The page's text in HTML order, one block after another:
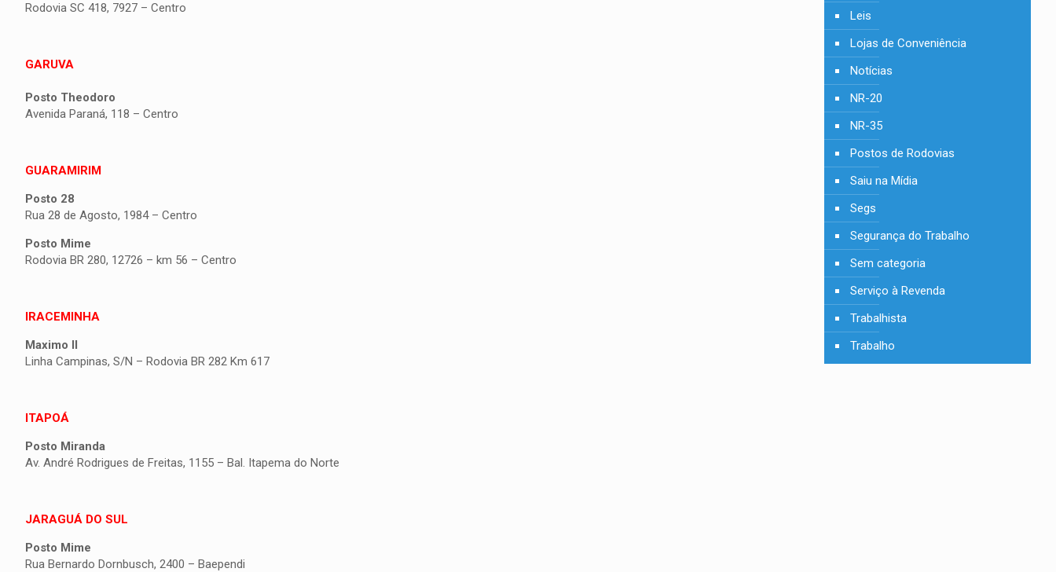
Rodovia SC 418, 7927 – Centro
GARUVA
Posto Theodoro
Avenida Paraná, 118 – Centro
GUARAMIRIM
Posto 28
Rua 28 de Agosto, 1984 – Centro
Posto Mime
Rodovia BR 280, 12726 – km 56 – Centro
IRACEMINHA
Maximo II
Linha Campinas, S/N – Rodovia BR 282 Km 617
ITAPOÁ
Posto Miranda
Av. André Rodrigues de Freitas, 1155 – Bal. Itapema do Norte
JARAGUÁ DO SUL
Posto Mime
Rua Bernardo Dornbusch, 2400 – Baependi
Leis
Lojas de Conveniência
Notícias
NR-20
NR-35
Postos de Rodovias
Saiu na Mídia
Segs
Segurança do Trabalho
Sem categoria
Serviço à Revenda
Trabalhista
Trabalho